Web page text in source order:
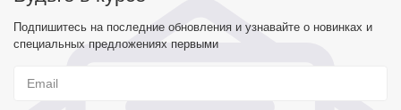
Подпишитесь на последние обновления и узнавайте о новинках и
специальных предложениях первыми